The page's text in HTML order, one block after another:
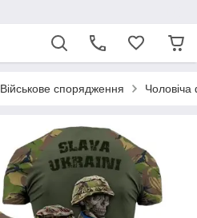
Військове спорядження